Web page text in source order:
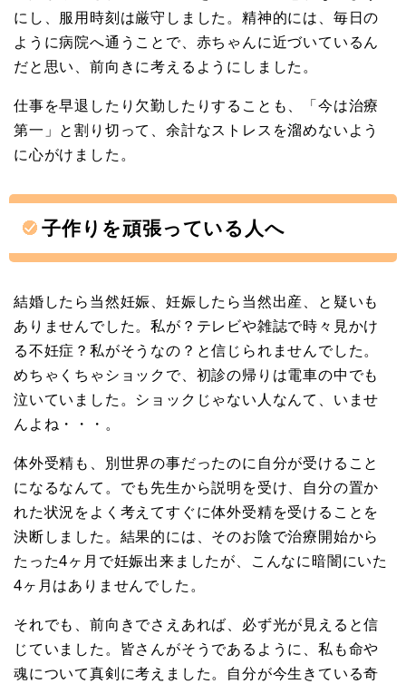
にし、服用時刻は厳守しました。精神的には、毎日の
ように病院へ通うことで、赤ちゃんに近づいているん
だと思い、前向きに考えるようにしました。
仕事を早退したり欠勤したりすることも、「今は治療
第一」と割り切って、余計なストレスを溜めないよう
に心がけました。
子作りを頑張っている人へ
結婚したら当然妊娠、妊娠したら当然出産、と疑いも
ありませんでした。私が？テレビや雑誌で時々見かけ
る不妊症？私がそうなの？と信じられませんでした。
めちゃくちゃショックで、初診の帰りは電車の中でも
泣いていました。ショックじゃない人なんて、いませ
んよね・・・。
体外受精も、別世界の事だったのに自分が受けること
になるなんて。でも先生から説明を受け、自分の置か
れた状況をよく考えてすぐに体外受精を受けることを
決断しました。結果的には、そのお陰で治療開始から
たった4ヶ月で妊娠出来ましたが、こんなに暗闇にいた
4ヶ月はありませんでした。
それでも、前向きでさえあれば、必ず光が見えると信
じていました。皆さんがそうであるように、私も命や
魂について真剣に考えました。自分が今生きている奇